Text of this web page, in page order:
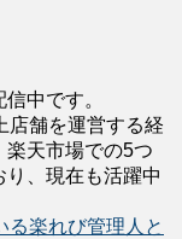
中です。
店舗を運営する経
天市場での5つ
、現在も活躍中
る楽れび管理人と